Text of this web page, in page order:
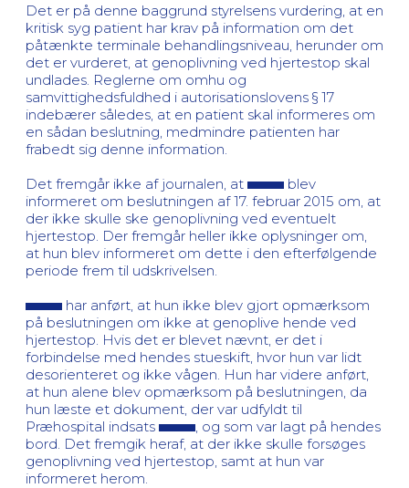
Det er på denne baggrund styrelsens vurdering, at en
kritisk syg patient har krav på information om det
påtænkte terminale behandlingsniveau, herunder om
det er vurderet, at genoplivning ved hjertestop skal
undlades. Reglerne om omhu og
samvittighedsfuldhed i autorisationslovens § 17
indebærer således, at en patient skal informeres om
en sådan beslutning, medmindre patienten har
frabedt sig denne information.
Det fremgår ikke af journalen, at
blev
informeret om beslutningen af 17. februar 2015 om, at
der ikke skulle ske genoplivning ved eventuelt
hjertestop. Der fremgår heller ikke oplysninger om,
at hun blev informeret om dette i den efterfølgende
periode frem til udskrivelsen.
har anført, at hun ikke blev gjort opmærksom
på beslutningen om ikke at genoplive hende ved
hjertestop. Hvis det er blevet nævnt, er det i
forbindelse med hendes stueskift, hvor hun var lidt
desorienteret og ikke vågen. Hun har videre anført,
at hun alene blev opmærksom på beslutningen, da
hun læste et dokument, der var udfyldt til
Præhospital indsats
, og som var lagt på hendes
bord. Det fremgik heraf, at der ikke skulle forsøges
genoplivning ved hjertestop, samt at hun var
informeret herom.